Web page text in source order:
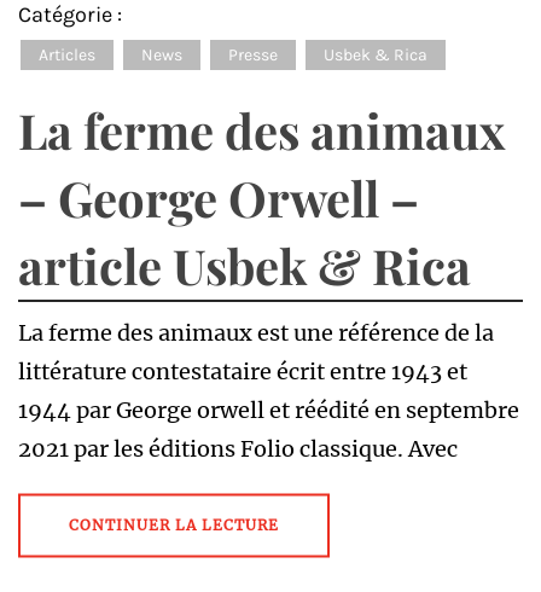
Catégorie :
Articles News Presse Usbek & Rica
La ferme des animaux
– George Orwell –
article Usbek & Rica
La ferme des animaux est une référence de la
littérature contestataire écrit entre 1943 et
1944 par George orwell et réédité en septembre
2021 par les éditions Folio classique. Avec
CONTINUER LA LECTURE